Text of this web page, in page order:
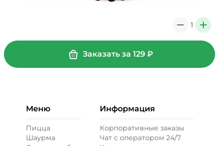
1 +
Заказать за 129₽
Меню
Пицца
Шаурма
Информация
Корпоративные заказы
Чат с оператором 24/7